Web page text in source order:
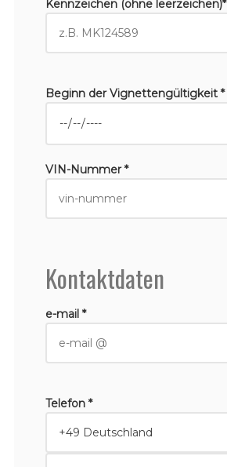
Kennzeichen (ohne leerzeichen)*
Beginn der Vignettengültigkeit *
VIN-Nummer *
Kontaktdaten
e-mail *
Telefon *